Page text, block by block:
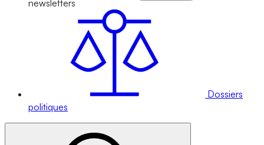
newsletters
Dossiers
politiques